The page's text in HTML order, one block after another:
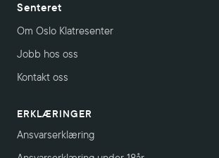
Senteret
Om Oslo Klatresenter
Jobb hos oss
Kontakt oss
ERKLÆRINGER
Ansvarserklæring